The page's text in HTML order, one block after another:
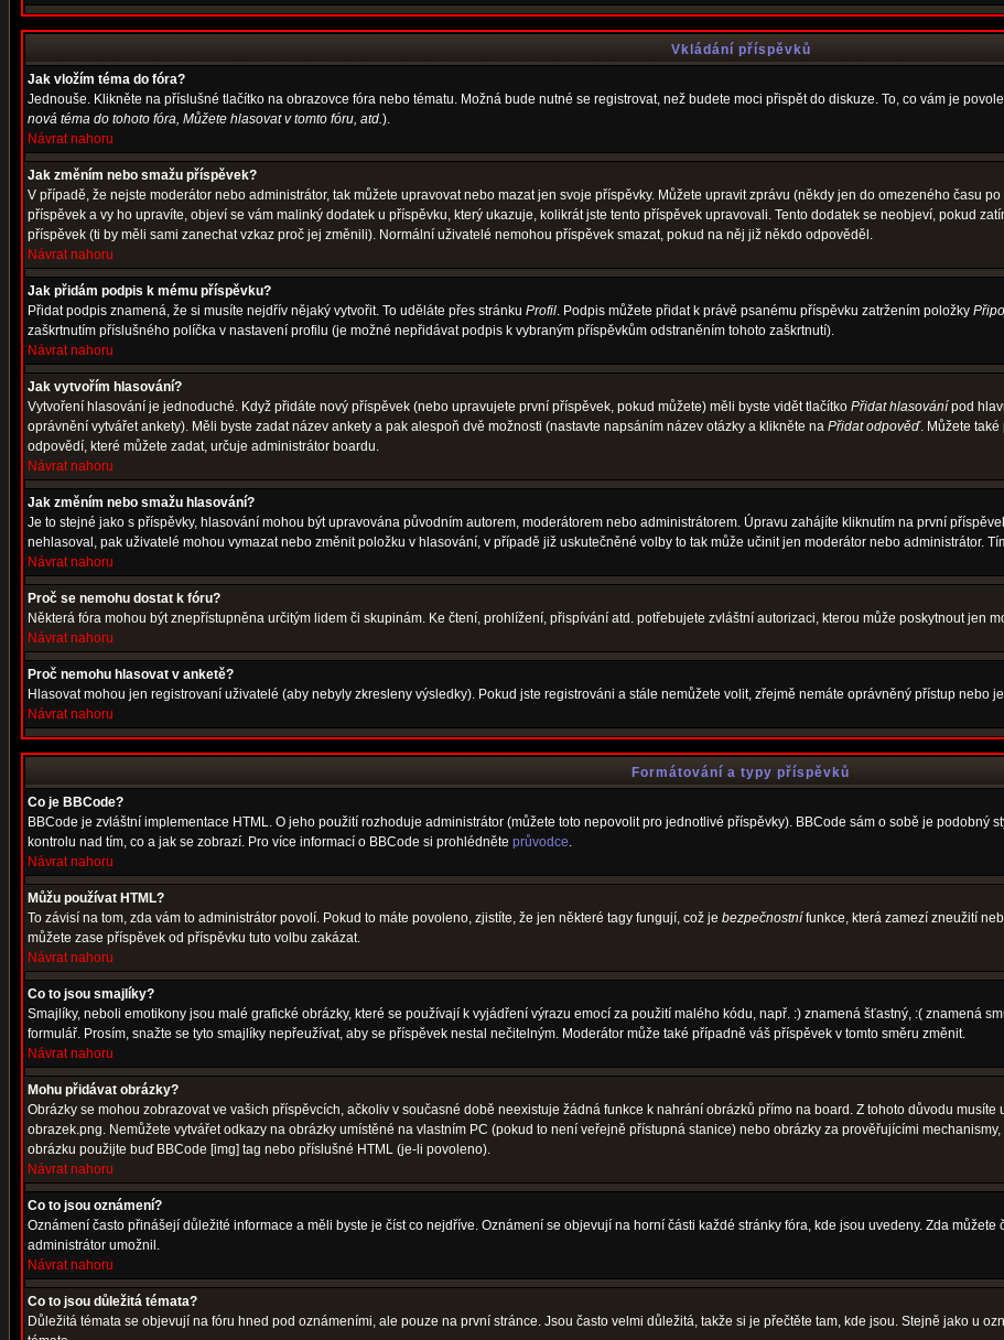
Vkládání příspěvků
Jak vložím téma do fóra?
Jednouše. Klikněte na příslušné tlačítko na obrazovce fóra nebo tématu. Možná bude nutné se registrovat, než budete moci přispět do diskuze. To, co vám je
nová téma do tohoto fóra, Můžete hlasovat v tomto fóru, atd.).
Návrat nahoru
Jak změním nebo smažu příspěvek?
V případě, že nejste moderátor nebo administrátor, tak můžete upravovat nebo mazat jen svoje příspěvky. Můžete upravit zprávu (někdy jen do omezeného času
příspěvek a vy ho upravíte, objeví se vám malinký dodatek u příspěvku, který ukazuje, kolikrát jste tento příspěvek upravovali. Tento dodatek se neobjeví, pokud
příspěvek (ti by měli sami zanechat vzkaz proč jej změnili). Normální uživatelé nemohou příspěvek smazat, pokud na něj již někdo odpověděl.
Návrat nahoru
Jak přidám podpis k mému příspěvku?
Přidat podpis znamená, že si musíte nejdřív nějaký vytvořit. To uděláte přes stránku Profil. Podpis můžete přidat k právě psanému příspěvku zatržením položky
zaškrtnutím příslušného políčka v nastavení profilu (je možné nepřidávat podpis k vybraným příspěvkům odstraněním tohoto zaškrtnutí).
Návrat nahoru
Jak vytvořím hlasování?
Vytvoření hlasování je jednoduché. Když přidáte nový příspěvek (nebo upravujete první příspěvek, pokud můžete) měli byste vidět tlačítko Přidat hlasování pod
oprávnění vytvářet ankety). Měli byste zadat název ankety a pak alespoň dvě možnosti (nastavte napsáním název otázky a klikněte na Přidat odpověď. Můžete
odpovědí, které můžete zadat, určuje administrátor boardu.
Návrat nahoru
Jak změním nebo smažu hlasování?
Je to stejné jako s příspěvky, hlasování mohou být upravována původním autorem, moderátorem nebo administrátorem. Úpravu zahájíte kliknutím na první
nehlasoval, pak uživatelé mohou vymazat nebo změnit položku v hlasování, v případě již uskutečněné volby to tak může učinit jen moderátor nebo administrátor.
Návrat nahoru
Proč se nemohu dostat k fóru?
Některá fóra mohou být znepřístupněna určitým lidem či skupinám. Ke čtení, prohlížení, přispívání atd. potřebujete zvláštní autorizaci, kterou může poskytnout jen
Návrat nahoru
Proč nemohu hlasovat v anketě?
Hlasovat mohou jen registrovaní uživatelé (aby nebyly zkresleny výsledky). Pokud jste registrováni a stále nemůžete volit, zřejmě nemáte oprávněný přístup nebo
Návrat nahoru
Formátování a typy příspěvků
Co je BBCode?
BBCode je zvláštní implementace HTML. O jeho použití rozhoduje administrátor (můžete toto nepovolit pro jednotlivé příspěvky). BBCode sám o sobě je podobný
kontrolu nad tím, co a jak se zobrazí. Pro více informací o BBCode si prohlédněte průvodce.
Návrat nahoru
Můžu používat HTML?
To závisí na tom, zda vám to administrátor povolí. Pokud to máte povoleno, zjistíte, že jen některé tagy fungují, což je bezpečnostní funkce, která zamezí zneužití
můžete zase příspěvek od příspěvku tuto volbu zakázat.
Návrat nahoru
Co to jsou smajlíky?
Smajlíky, neboli emotikony jsou malé grafické obrázky, které se používají k vyjádření výrazu emocí za použití malého kódu, např. :) znamená šťastný, :( znamená
formulář. Prosím, snažte se tyto smajlíky nepřeužívat, aby se příspěvek nestal nečitelným. Moderátor může také případně váš příspěvek v tomto směru změnit.
Návrat nahoru
Mohu přidávat obrázky?
Obrázky se mohou zobrazovat ve vašich příspěvcích, ačkoliv v současné době neexistuje žádná funkce k nahrání obrázků přímo na board. Z tohoto důvodu
obrazek.png. Nemůžete vytvářet odkazy na obrázky umístěné na vlastním PC (pokud to není veřejně přístupná stanice) nebo obrázky za prověřujícími
obrázku použijte buď BBCode [img] tag nebo příslušné HTML (je-li povoleno).
Návrat nahoru
Co to jsou oznámení?
Oznámení často přinášejí důležité informace a měli byste je číst co nejdříve. Oznámení se objevují na horní části každé stránky fóra, kde jsou uvedeny. Zda
administrátor umožnil.
Návrat nahoru
Co to jsou důležitá témata?
Důležitá témata se objevují na fóru hned pod oznámeními, ale pouze na první stránce. Jsou často velmi důležitá, takže si je přečtěte tam, kde jsou. Stejně jako u